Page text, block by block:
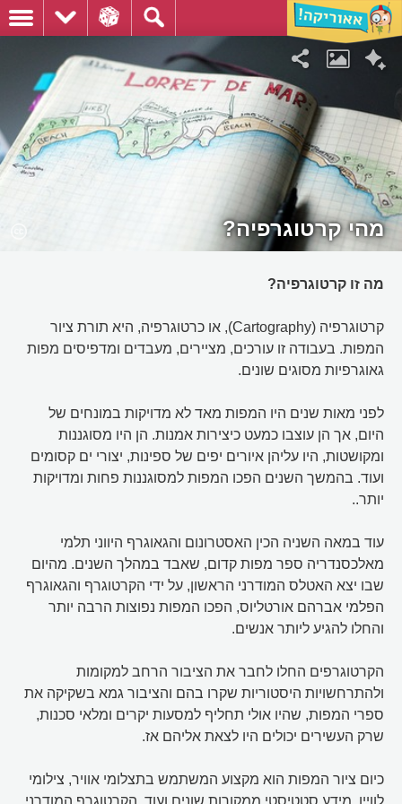
מהי קרטוגרפיה?
מה זו קרטוגרפיה?
קרטוגרפיה (Cartography), או כרטוגרפיה, היא תורת ציור
המפות. בעבודה זו עורכים, מציירים, מעבדים ומדפיסים מפות
גאוגרפיות מסוגים שונים.
לפני מאות שנים היו המפות מאד לא מדויקות במונחים של
היום, אך הן עוצבו כמעט כיצירות אמנות. הן היו מסוגננות
ומקושטות, היו עליהן איורים יפים של ספינות, יצורי ים קסומים
ועוד. בהמשך השנים הפכו המפות למסוגננות פחות ומדויקות
יותר..
עוד במאה השניה הכין האסטרונום והגאוגרף היווני תלמי
מאלכסנדריה ספר מפות קדום, שאבד במהלך השנים. מהיום
שבו יצא האטלס המודרני הראשון, על ידי הקרטוגרף והגאוגרף
הפלמי אברהם אורטליוס, הפכו המפות נפוצות הרבה יותר
והחלו להגיע ליותר אנשים.
הקרטוגרפים החלו לחבר את הציבור הרחב למקומות
ולהתרחשויות היסטוריות שקרו בהם והציבור גמא בשקיקה את
ספרי המפות, שהיו אולי תחליף למסעות יקרים ומלאי סכנות,
שרק העשירים יכולים היו לצאת אליהם אז.
כיום ציור המפות הוא מקצוע המשתמש בתצלומי אוויר, צילומי
לוויין, מידע סטטיסטי ממקורות שונים ועוד. הקרטוגרף המודרני